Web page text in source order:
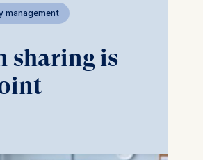
management
sharing is